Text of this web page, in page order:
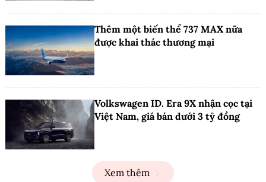
Thêm một biến thể 737 MAX nữa
được khai thác thương mại
Volkswagen ID. Era 9X nhận cọc tại
Việt Nam, giá bán dưới 3 tỷ đồng
Xem thêm